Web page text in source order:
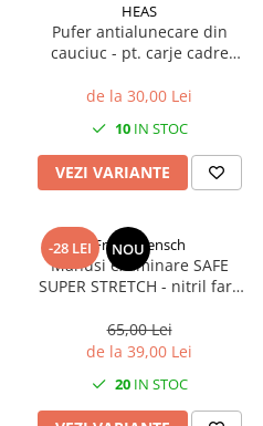
HEAS
Pufer antialunecare din
cauciuc - pt. carje cadre
de la 30,00 Lei
10IN STOC
VEZI VARIANTE
-28 LEI NOU
Franz Mensch
Manusi examinare SAFE
SUPER STRETCH - nitril fara
65,00 Lei
de la 39,00 Lei
20IN STOC